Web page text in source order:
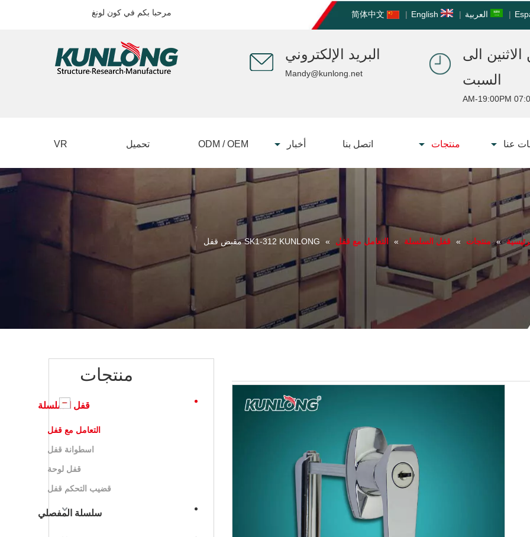
مرحبا بكم في كون لونغ | العربية |
English
|
简体中文
البريد الإلكتروني
Mandy@kunlong.net
الى
السبت
07:00 AM-
عنا منتجات اتصل بنا أخبار ODM / OEM تحميل VR
» منتجات » قفل السلسلة » التعامل مع قفل » SK1-312 KUNLONG مقبض قفل
منتجات
قفل السلسلة
التعامل مع قفل
اسطوانة قفل
قفل لوحة
قضيب التحكم قفل
سلسلة المفصلي